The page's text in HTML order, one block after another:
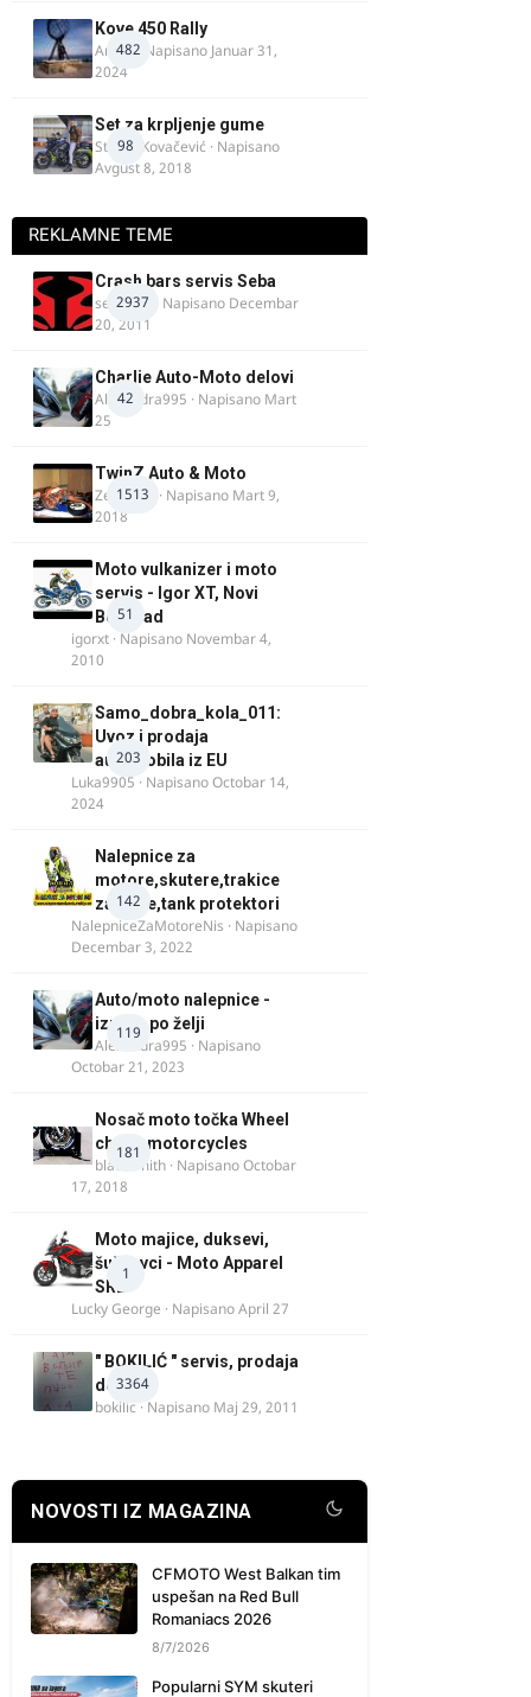
482
Kove 450 Rally
AnteK· Napisano Januar 31,
2024
98
Set za krpljenje gume
Stefan Kovačević · Napisano
Avgust 8, 2018
REKLAMNE TEME
2937
Crash bars servis Seba
seba011 · Napisano Decembar
20, 2011
42
Charlie Auto-Moto delovi
Alexandra995 · Napisano Mart
25
1513
TwinZ Auto & Moto
Zeljkamp · Napisano Mart 9,
2018
51
Moto vulkanizer i moto
servis - Igor XT, Novi
Beograd
igorxt · Napisano Novembar 4,
2010
203
Samo_dobra_kola_011:
Uvoz i prodaja
automobila iz EU
Luka9905 · NapisanoOctobar 14,
2024
142
Nalepnice za
motore,skutere,trakice
za felne,tank protektori
NalepniceZaMotoreNis · Napisano
Decembar 3, 2022
119
Auto/moto nalepnice -
izrada po želji
Alexandra995 · Napisano
Octobar 21, 2023
181
Nosač moto točka Wheel
chock motorcycles
blacksmith · NapisanoOctobar
17, 2018
1
Moto majice, duksevi,
šuškavci - Moto Apparel
SRB
Lucky George · NapisanoApril 27
3364
" BOKILIĆ " servis, prodaja
delova
bokilic · Napisano Maj 29, 2011
NOVOSTI IZ MAGAZINA
CFMOTO West Balkan tim
uspešan na Red Bull
Romaniacs 2026
8/7/2026
Popularni SYM skuteri